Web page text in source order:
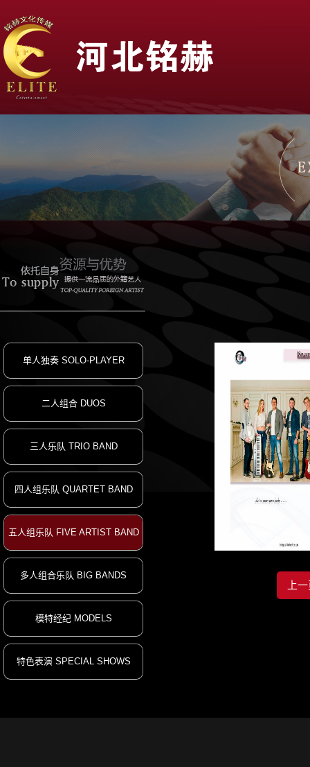
单人独奏 SOLO-PLAYER
二人组合 DUOS
三人乐队 TRIO BAND
四人组乐队 QUARTET BAND
五人组乐队 FIVE ARTIST BAND
多人组合乐队 BIG BANDS
模特经纪 MODELS
特色表演 SPECIAL SHOWS
上